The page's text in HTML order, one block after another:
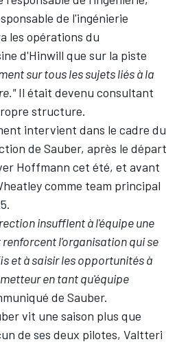
de l'ingénierie
les opérations du
d'Hinwill que sur la piste
sur tous les sujets liés à la
Il était devenu consultant
structure.
intervient dans le cadre du
de Sauber, après le départ
Hoffmann cet été, et avant
comme team principal
.
insufflent à l'équipe une
l'organisation qui se
et à saisir les opportunités à
en tant qu'équipe
de Sauber.
vit une saison plus que
de ses deux pilotes, Valtteri